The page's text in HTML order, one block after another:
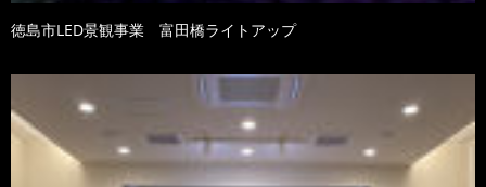
徳島市LED景観事業 富田橋ライトアップ